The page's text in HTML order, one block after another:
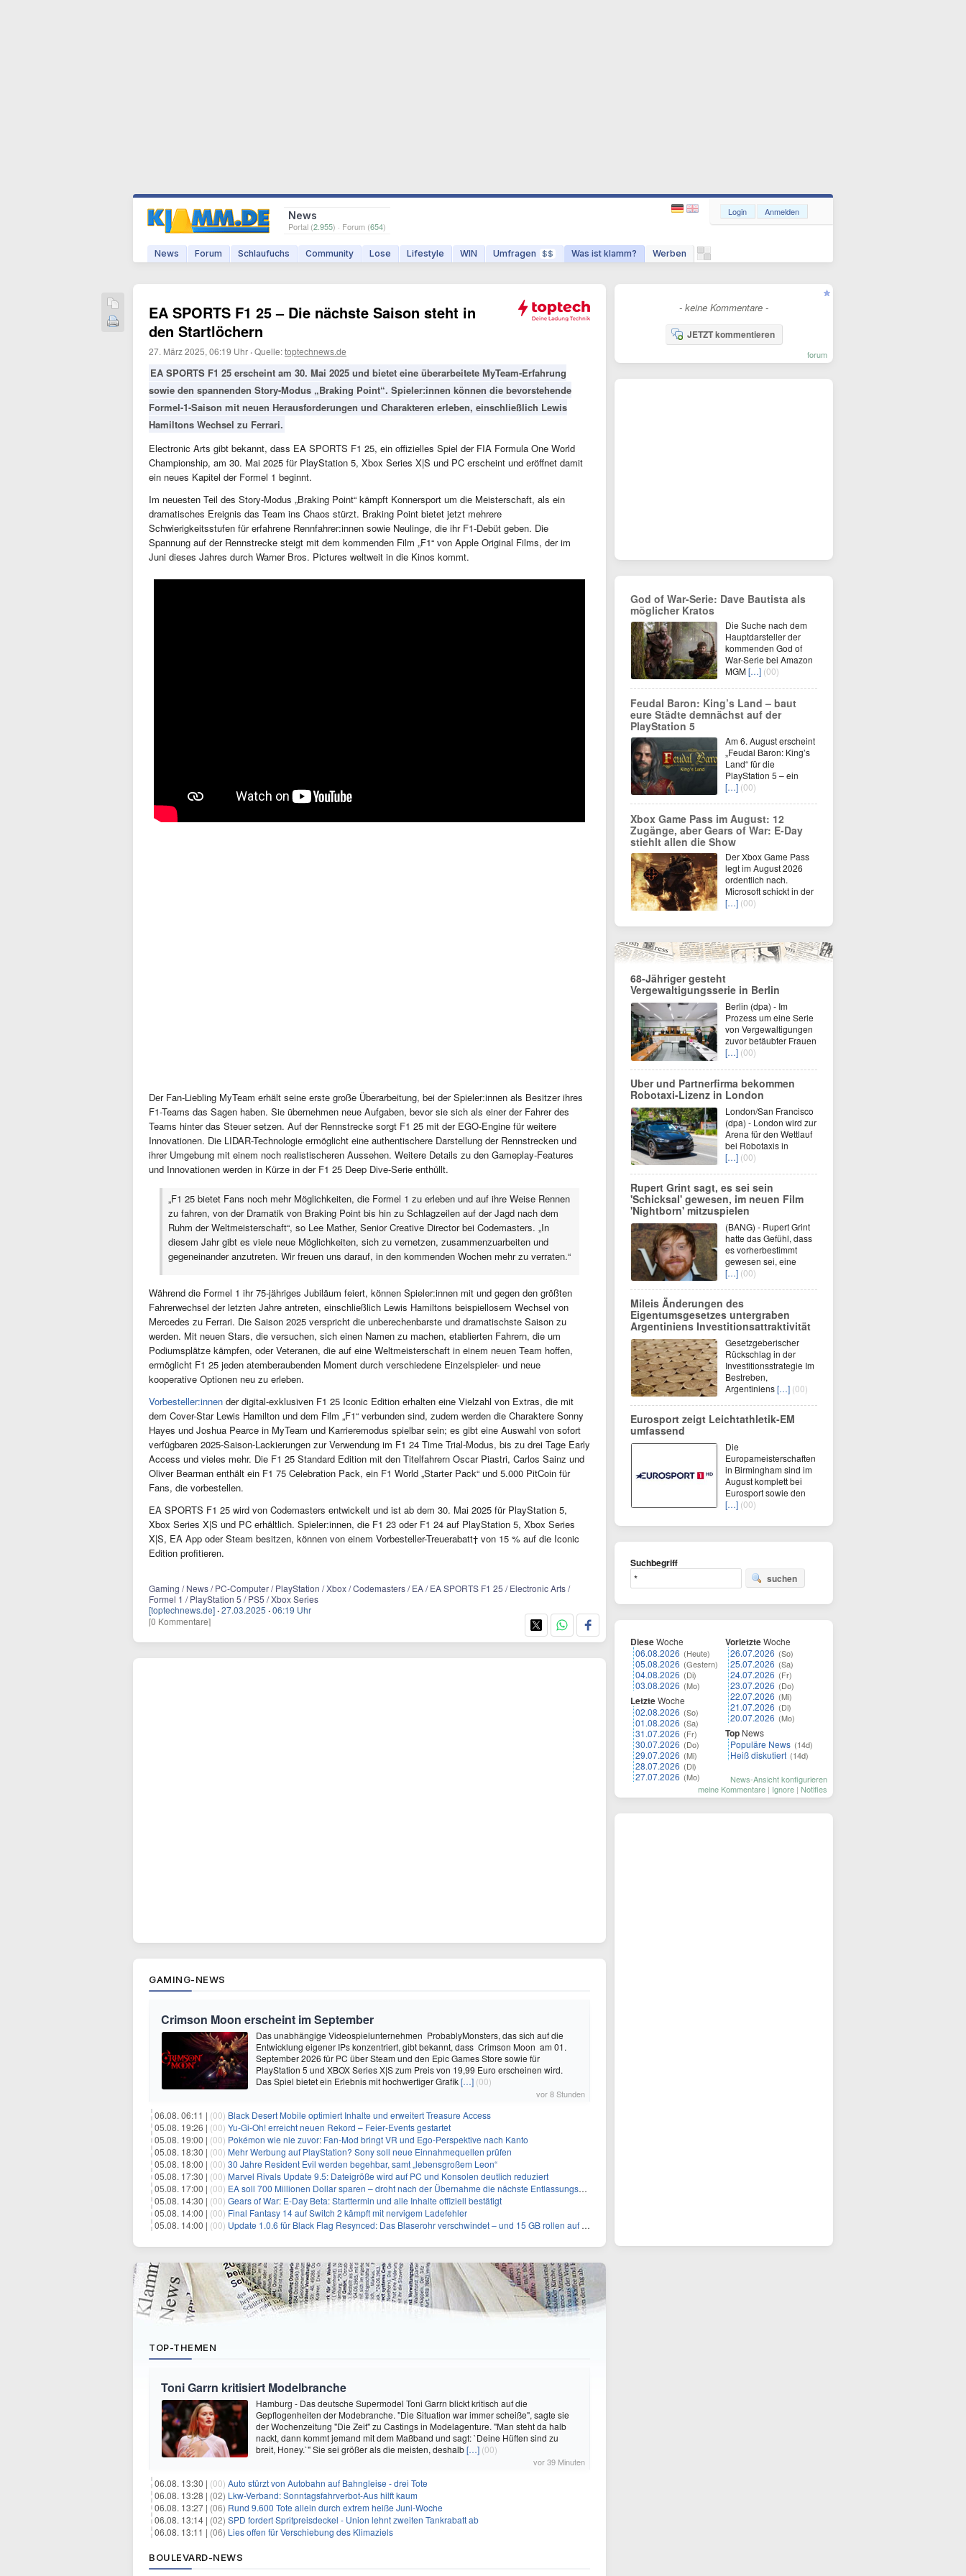
News
Portal (2.955) · Forum (654)
News Forum Schlaufuchs Community Lose Lifestyle WIN Umfragen $$ Was ist klamm? Werben
Login Anmelden
EA SPORTS F1 25 – Die nächste Saison steht in
den Startlöchern
27. März 2025, 06:19 Uhr ·Quelle:toptechnews.de
EA SPORTS F1 25 erscheint am 30. Mai 2025 und bietet eine überarbeitete MyTeam-Erfahrung
sowie den spannenden Story-Modus „Braking Point“. Spieler:innen können die bevorstehende
Formel-1-Saison mit neuen Herausforderungen und Charakteren erleben, einschließlich Lewis
Hamiltons Wechsel zu Ferrari.
Electronic Arts gibt bekannt, dass EA SPORTS F1 25, ein offizielles Spiel der FIA Formula One World
Championship, am 30. Mai 2025 für PlayStation 5, Xbox Series X|S und PC erscheint und eröffnet damit
ein neues Kapitel der Formel 1 beginnt.
Im neuesten Teil des Story-Modus „Braking Point“ kämpft Konnersport um die Meisterschaft, als ein
dramatisches Ereignis das Team ins Chaos stürzt. Braking Point bietet jetzt mehrere
Schwierigkeitsstufen für erfahrene Rennfahrer:innen sowie Neulinge, die ihr F1-Debüt geben. Die
Spannung auf der Rennstrecke steigt mit dem kommenden Film „F1“ von Apple Original Films, der im
Juni dieses Jahres durch Warner Bros. Pictures weltweit in die Kinos kommt.
Der Fan-Liebling MyTeam erhält seine erste große Überarbeitung, bei der Spieler:innen als Besitzer ihres
F1-Teams das Sagen haben. Sie übernehmen neue Aufgaben, bevor sie sich als einer der Fahrer des
Teams hinter das Steuer setzen. Auf der Rennstrecke sorgt F1 25 mit der EGO-Engine für weitere
Innovationen. Die LIDAR-Technologie ermöglicht eine authentischere Darstellung der Rennstrecken und
ihrer Umgebung mit einem noch realistischeren Aussehen. Weitere Details zu den Gameplay-Features
und Innovationen werden in Kürze in der F1 25 Deep Dive-Serie enthüllt.
„F1 25 bietet Fans noch mehr Möglichkeiten, die Formel 1 zu erleben und auf ihre Weise Rennen
zu fahren, von der Dramatik von Braking Point bis hin zu Schlagzeilen auf der Jagd nach dem
Ruhm der Weltmeisterschaft“, so Lee Mather, Senior Creative Director bei Codemasters. „In
diesem Jahr gibt es viele neue Möglichkeiten, sich zu vernetzen, zusammenzuarbeiten und
gegeneinander anzutreten. Wir freuen uns darauf, in den kommenden Wochen mehr zu verraten.“
Während die Formel 1 ihr 75-jähriges Jubiläum feiert, können Spieler:innen mit und gegen den größten
Fahrerwechsel der letzten Jahre antreten, einschließlich Lewis Hamiltons beispiellosem Wechsel von
Mercedes zu Ferrari. Die Saison 2025 verspricht die unberechenbarste und dramatischste Saison zu
werden. Mit neuen Stars, die versuchen, sich einen Namen zu machen, etablierten Fahrern, die um
Podiumsplätze kämpfen, oder Veteranen, die auf eine Weltmeisterschaft in einem neuen Team hoffen,
ermöglicht F1 25 jeden atemberaubenden Moment durch verschiedene Einzelspieler- und neue
kooperative Optionen neu zu erleben.
Vorbesteller:innen der digital-exklusiven F1 25 Iconic Edition erhalten eine Vielzahl von Extras, die mit
dem Cover-Star Lewis Hamilton und dem Film „F1“ verbunden sind, zudem werden die Charaktere Sonny
Hayes und Joshua Pearce in MyTeam und Karrieremodus spielbar sein; es gibt eine Auswahl von sofort
verfügbaren 2025-Saison-Lackierungen zur Verwendung im F1 24 Time Trial-Modus, bis zu drei Tage Early
Access und vieles mehr. Die F1 25 Standard Edition mit den Titelfahrern Oscar Piastri, Carlos Sainz und
Oliver Bearman enthält ein F1 75 Celebration Pack, ein F1 World „Starter Pack“ und 5.000 PitCoin für
Fans, die vorbestellen.
EA SPORTS F1 25 wird von Codemasters entwickelt und ist ab dem 30. Mai 2025 für PlayStation 5,
Xbox Series X|S und PC erhältlich. Spieler:innen, die F1 23 oder F1 24 auf PlayStation 5, Xbox Series
X|S, EA App oder Steam besitzen, können von einem Vorbesteller-Treuerabatt† von 15 % auf die Iconic
Edition profitieren.
Gaming / News / PC-Computer / PlayStation / Xbox / Codemasters / EA / EA SPORTS F1 25 / Electronic Arts /
Formel 1 / PlayStation 5 / PS5 / Xbox Series
[toptechnews.de] ·27.03.2025 ·06:19 Uhr
[0 Kommentare]
GAMING-NEWS
Crimson Moon erscheint im September
Das unabhängige Videospielunternehmen ProbablyMonsters, das sich auf die
Entwicklung eigener IPs konzentriert, gibt bekannt, dass Crimson Moon am 01.
September 2026 für PC über Steam und den Epic Games Store sowie für
PlayStation 5 und XBOX Series X|S zum Preis von 19,99 Euro erscheinen wird.
Das Spiel bietet ein Erlebnis mit hochwertiger Grafik[…] (00)
vor 8 Stunden
06.08. 06:11 | (00) Black Desert Mobile optimiert Inhalte und erweitert Treasure Access
05.08. 19:26 | (00) Yu‑Gi‑Oh! erreicht neuen Rekord – Feier‑Events gestartet
05.08. 19:00 | (00) Pokémon wie nie zuvor: Fan-Mod bringt VR und Ego-Perspektive nach Kanto
05.08. 18:30 | (00) Mehr Werbung auf PlayStation? Sony soll neue Einnahmequellen prüfen
05.08. 18:00 | (00) 30 Jahre Resident Evil werden begehbar, samt „lebensgroßem Leon“
05.08. 17:30 | (00) Marvel Rivals Update 9.5: Dateigröße wird auf PC und Konsolen deutlich reduziert
05.08. 17:00 | (00) EA soll 700 Millionen Dollar sparen – droht nach der Übernahme die nächste Entlassungswelle?
05.08. 14:30 | (00) Gears of War: E-Day Beta: Starttermin und alle Inhalte offiziell bestätigt
05.08. 14:00 | (00) Final Fantasy 14 auf Switch 2 kämpft mit nervigem Ladefehler
05.08. 14:00 | (00) Update 1.0.6 für Black Flag Resynced: Das Blaserohr verschwindet – und 15 GB rollen auf die Xbox zu
TOP-THEMEN
Toni Garrn kritisiert Modelbranche
Hamburg - Das deutsche Supermodel Toni Garrn blickt kritisch auf die
Gepflogenheiten der Modebranche. "Die Situation war immer scheiße", sagte sie
der Wochenzeitung "Die Zeit" zu Castings in Modelagenture. "Man steht da halb
nackt, dann kommt jemand mit dem Maßband und sagt: `Deine Hüften sind zu
breit, Honey.`" Sie sei größer als die meisten, deshalb[…] (00)
vor 39 Minuten
06.08. 13:30 | (00) Auto stürzt von Autobahn auf Bahngleise - drei Tote
06.08. 13:28 | (02) Lkw-Verband: Sonntagsfahrverbot-Aus hilft kaum
06.08. 13:27 | (06) Rund 9.600 Tote allein durch extrem heiße Juni-Woche
06.08. 13:14 | (02) SPD fordert Spritpreisdeckel - Union lehnt zweiten Tankrabatt ab
06.08. 13:11 | (06) Lies offen für Verschiebung des Klimaziels
BOULEVARD-NEWS
- keine Kommentare -
JETZT kommentieren
forum
God of War-Serie: Dave Bautista als
möglicher Kratos
Die Suche nach dem
Hauptdarsteller der
kommenden God of
War-Serie bei Amazon
MGM[…] (00)
Feudal Baron: King’s Land – baut
eure Städte demnächst auf der
PlayStation 5
Am 6. August erscheint
„Feudal Baron: King’s
Land“ für die
PlayStation 5 – ein
[…] (00)
Xbox Game Pass im August: 12
Zugänge, aber Gears of War: E-Day
stiehlt allen die Show
Der Xbox Game Pass
legt im August 2026
ordentlich nach.
Microsoft schickt in der
[…] (00)
68-Jähriger gesteht
Vergewaltigungsserie in Berlin
Berlin (dpa) - Im
Prozess um eine Serie
von Vergewaltigungen
zuvor betäubter Frauen
[…] (00)
Uber und Partnerfirma bekommen
Robotaxi-Lizenz in London
London/San Francisco
(dpa) - London wird zur
Arena für den Wettlauf
bei Robotaxis in
[…] (00)
Rupert Grint sagt, es sei sein
'Schicksal' gewesen, im neuen Film
'Nightborn' mitzuspielen
(BANG) - Rupert Grint
hatte das Gefühl, dass
es vorherbestimmt
gewesen sei, eine
[…] (00)
Mileis Änderungen des
Eigentumsgesetzes untergraben
Argentiniens Investitionsattraktivität
Gesetzgeberischer
Rückschlag in der
Investitionsstrategie Im
Bestreben,
Argentiniens[…] (00)
Eurosport zeigt Leichtathletik-EM
umfassend
Die
Europameisterschaften
in Birmingham sind im
August komplett bei
Eurosport sowie den
[…] (00)
Suchbegriff
suchen
DieseWoche
06.08.2026 (Heute)
05.08.2026 (Gestern)
04.08.2026 (Di)
03.08.2026 (Mo)
LetzteWoche
02.08.2026 (So)
01.08.2026 (Sa)
31.07.2026 (Fr)
30.07.2026 (Do)
29.07.2026 (Mi)
28.07.2026 (Di)
27.07.2026 (Mo)
VorletzteWoche
26.07.2026 (So)
25.07.2026 (Sa)
24.07.2026 (Fr)
23.07.2026 (Do)
22.07.2026 (Mi)
21.07.2026 (Di)
20.07.2026 (Mo)
Top News
Populäre News (14d)
Heiß diskutiert (14d)
News-Ansicht konfigurieren
meine Kommentare | Ignore | Notifies